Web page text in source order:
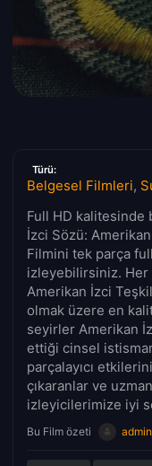
Türü:
Belgesel Filmleri,
Full HD
İzci Sözü:
Filmini tek parça
izleyebilirsiniz. Her
Amerikan İzci
olmak üzere en
seyirler Amerikan
ettiği cinsel
parçalayıcı
çıkaranlar ve
izleyicilerimize iyi
Bu Film özeti admin